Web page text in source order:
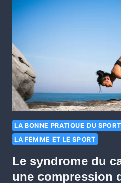
LA BONNE PRATIQUE DU
LA FEMME ET LE SPORT
Le syndrome du
une compression